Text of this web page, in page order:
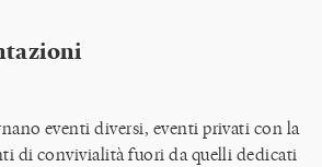
eventi diversi, eventi privati con la
di convivialità fuori da quelli dedicati